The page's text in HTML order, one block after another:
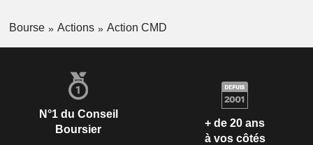
Bourse Actions Action CMD
N°1 du Conseil
Boursier
+ de 20 ans
à vos côtés